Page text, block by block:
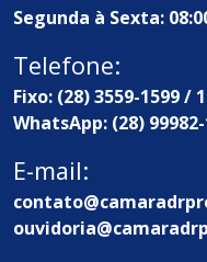
Segunda à Sexta:
Telefone:
Fixo: (28) 3559-1599 /
WhatsApp: (28)
E-mail: